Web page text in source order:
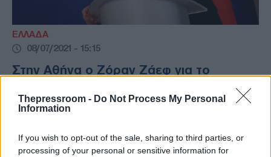
Thepressroom - Do Not Process My Personal
Information
If you wish to opt-out of the sale, sharing to third parties, or
processing of your personal or sensitive information for
ΕΛΛΑΔΑ
08/07/2021 - 15:15
Στην Αθήνα ο Ζόραν Ζάεφ για το
Στην Αθήνα ο Ζόραν Ζάεφ για το συνέδριο